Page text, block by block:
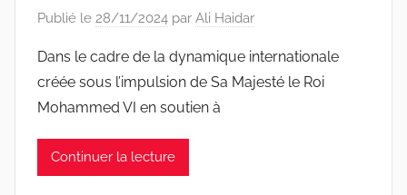
Publié le 28/11/2024 par Ali Haidar
Dans le cadre de la dynamique internationale
créée sous l’impulsion de Sa Majesté le Roi
Mohammed VI en soutien à
Continuer la lecture